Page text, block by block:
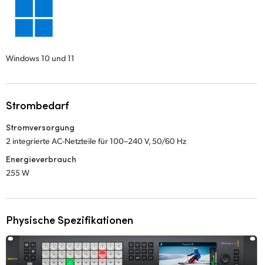
Windows 10 und 11
Strombedarf
Stromversorgung
2 integrierte AC-Netzteile für 100–240 V, 50/60 Hz
Energieverbrauch
255 W
Physische Spezifikationen